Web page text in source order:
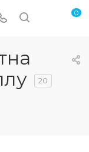
0
20